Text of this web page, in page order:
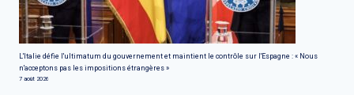
L'Italie défie l'ultimatum du gouvernement et maintient le contrôle sur l'Espagne : « Nous
n'acceptons pas les impositions étrangères »
7 août 2026